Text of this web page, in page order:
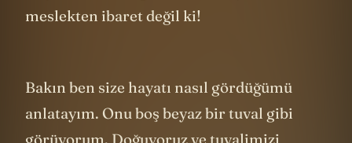
meslekten ibaret değil ki!
Bakın ben size hayatı nasıl gördüğümü
anlatayım. Onu boş beyaz bir tuval gibi